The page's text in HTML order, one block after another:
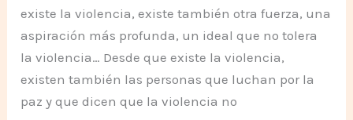
existe la violencia, existe también otra fuerza, una
aspiración más profunda, un ideal que no tolera
la violencia… Desde que existe la violencia,
existen también las personas que luchan por la
paz y que dicen que la violencia no